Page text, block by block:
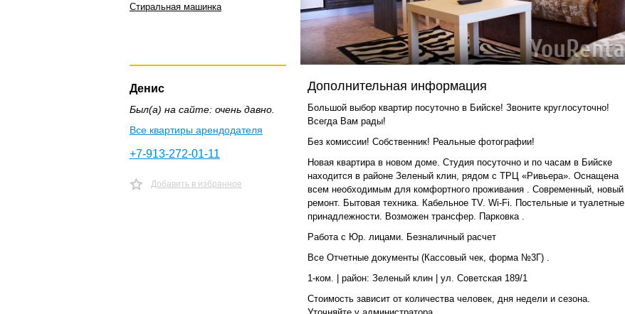
Стиральная машинка
Денис
Был(а) на сайте: очень давно.
Все квартиры арендодателя
+7-913-272-01-11
Добавить в избранное
Дополнительная информация
Большой выбор квартир посуточно в Бийске! Звоните круглосуточно!
Всегда Вам рады!
Без комиссии! Собственник! Реальные фотографии!
Новая квартира в новом доме. Студия посуточно и по часам в Бийске
находится в районе Зеленый клин, рядом с ТРЦ «Ривьера». Оснащена
всем необходимым для комфортного проживания . Современный, новый
ремонт. Бытовая техника. Кабельное TV. Wi-Fi. Постельные и туалетные
принадлежности. Возможен трансфер. Парковка .
Работа с Юр. лицами. Безналичный расчет
Все Отчетные документы (Кассовый чек, форма №3Г) .
1-ком. | район: Зеленый клин | ул. Советская 189/1
Стоимость зависит от количества человек, дня недели и сезона.